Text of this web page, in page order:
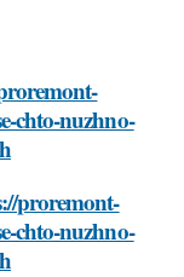
chto-nuzhno-
proremont-
chto-nuzhno-